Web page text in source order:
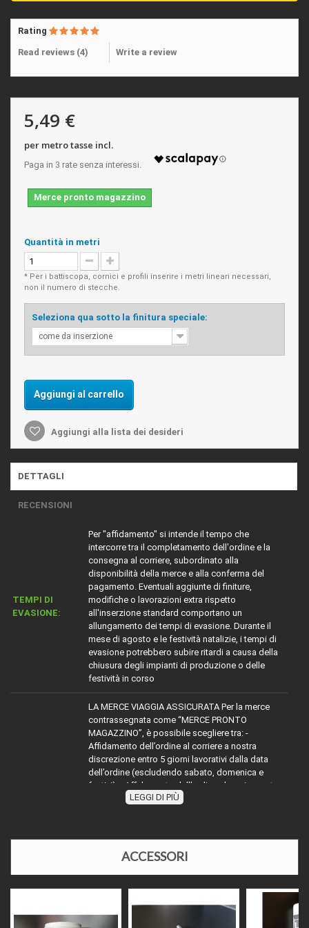
Rating
Read reviews (4) Write a review
5,49 €
per metro tasse incl.
Merce pronto magazzino
Quantità in metri
* Per i battiscopa, cornici e profili inserire i metri lineari necessari,
non il numero di stecche.
Seleziona qua sotto la finitura speciale:
come da inserzione
Aggiungi al carrello
Aggiungi alla lista dei desideri
DETTAGLI
RECENSIONI
TEMPI DI
EVASIONE:
Per "affidamento" si intende il tempo che
intercorre tra il completamento dell'ordine e la
consegna al corriere, subordinato alla
disponibilità della merce e alla conferma del
pagamento. Eventuali aggiunte di finiture,
modifiche o lavorazioni extra rispetto
all'inserzione standard comportano un
allungamento dei tempi di evasione. Durante il
mese di agosto e le festività natalizie, i tempi di
evasione potrebbero subire ritardi a causa della
chiusura degli impianti di produzione o delle
festività in corso
LA MERCE VIAGGIA ASSICURATA Per la merce
contrassegnata come “MERCE PRONTO
MAGAZZINO”, è possibile scegliere tra: -
Affidamento dell’ordine al corriere a nostra
discrezione entro 5 giorni lavorativi dalla data
dell’ordine (escludendo sabato, domenica e
festivi). - Affidamento dell’ordine al corriere entro
2 giorni lavorativi dalla ricezione dell’ordine
MAGAZZINO”, attenersi alle indicazioni riportate.
Nel mese di agosto e durante le festività natalizie,
l’affidamento della merce ai corrieri potrebbe
subire ritardi a causa della chiusura degli impianti
di produzione o delle festività in corso."
LEGGI DI PIÙ
ACCESSORI